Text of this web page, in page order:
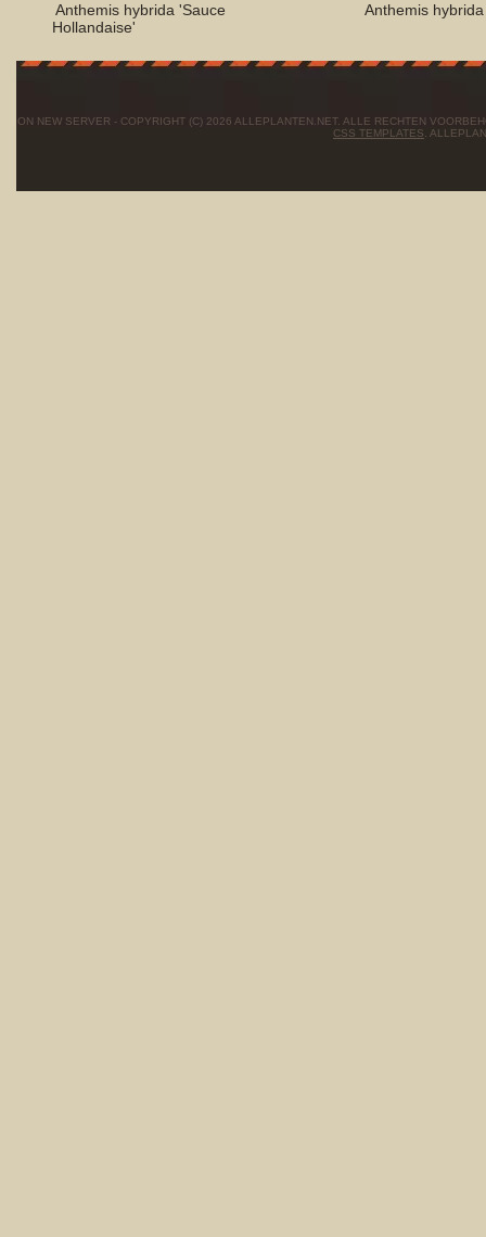
Anthemis hybrida 'Sauce
Hollandaise'
Anthemis
ON NEW SERVER - COPYRIGHT (C) 2026 ALLEPLANTEN.NET. ALLE RECHTEN
CSS TEMPLATES .